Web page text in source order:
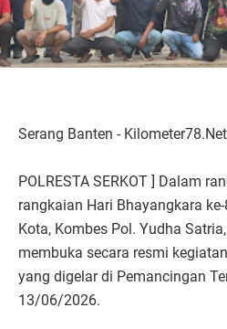
Serang Banten - Kilometer78.Net
POLRESTA SERKOT ] Dalam
rangkaian Hari Bhayangkara
Kota, Kombes Pol. Yudha
membuka secara resmi
yang digelar di Pemancingan
13/06/2026.